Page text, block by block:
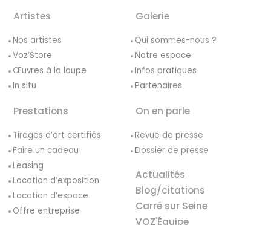
Artistes
Nos artistes
Voz’Store
Œuvres à la loupe
In situ
Galerie
Qui sommes-nous ?
Notre espace
Infos pratiques
Partenaires
Prestations
Tirages d’art certifiés
Faire un cadeau
Leasing
Location d’exposition
Location d’espace
Offre entreprise
On en parle
Revue de presse
Dossier de presse
Actualités
Blog/citations
Carré sur Seine
VOZ'Équipe